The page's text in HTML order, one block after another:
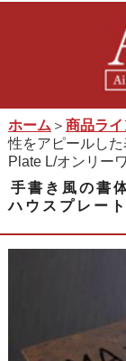
ホーム ＞ 商品ラ
性をアピールし
Plate L/オンリー
手書き風の書
ハウスプレー